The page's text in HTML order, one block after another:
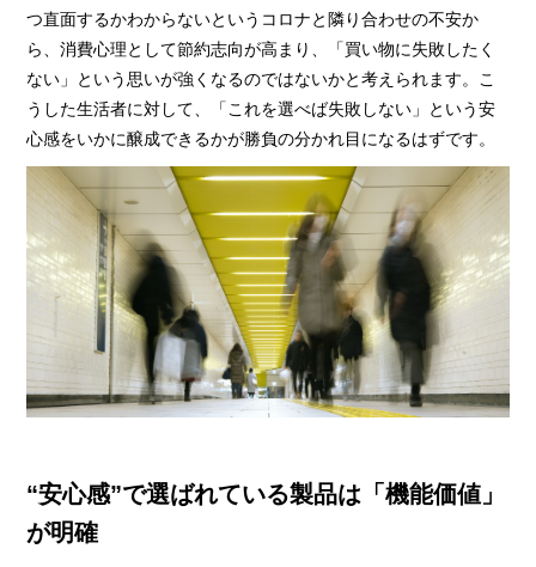
つ直面するかわからないというコロナと隣り合わせの不安か
ら、消費心理として節約志向が高まり、「買い物に失敗したく
ない」という思いが強くなるのではないかと考えられます。こ
うした生活者に対して、「これを選べば失敗しない」という安
心感をいかに醸成できるかが勝負の分かれ目になるはずです。
“安心感”で選ばれている製品は「機能価値」
が明確